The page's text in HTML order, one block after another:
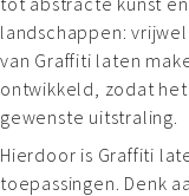
landschappen:
van Graffiti laten
ontwikkeld, zodat
gewenste uitstraling.
Hierdoor is Graffiti
toepassingen. Denk